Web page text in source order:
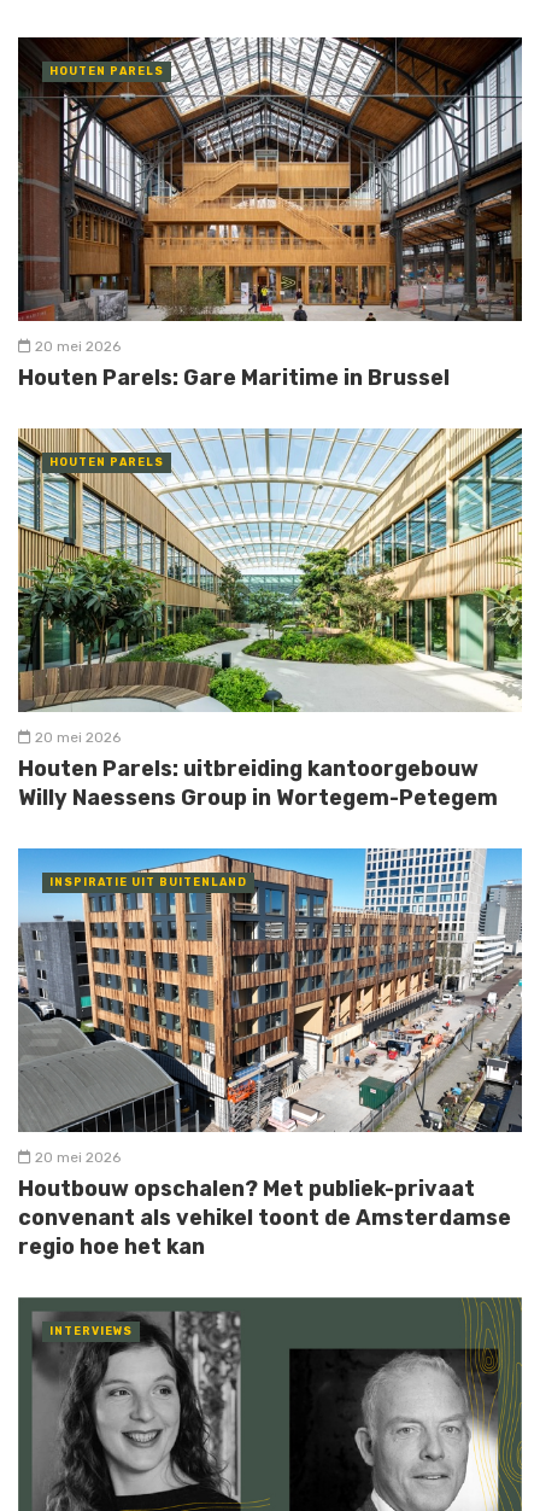
HOUTEN PARELS
20 mei 2026
Houten Parels: Gare Maritime in Brussel
HOUTEN PARELS
20 mei 2026
Houten Parels: uitbreiding kantoorgebouw
Willy Naessens Group in Wortegem-Petegem
INSPIRATIE UIT BUITENLAND
20 mei 2026
Houtbouw opschalen? Met publiek-privaat
convenant als vehikel toont de Amsterdamse
regio hoe het kan
INTERVIEWS